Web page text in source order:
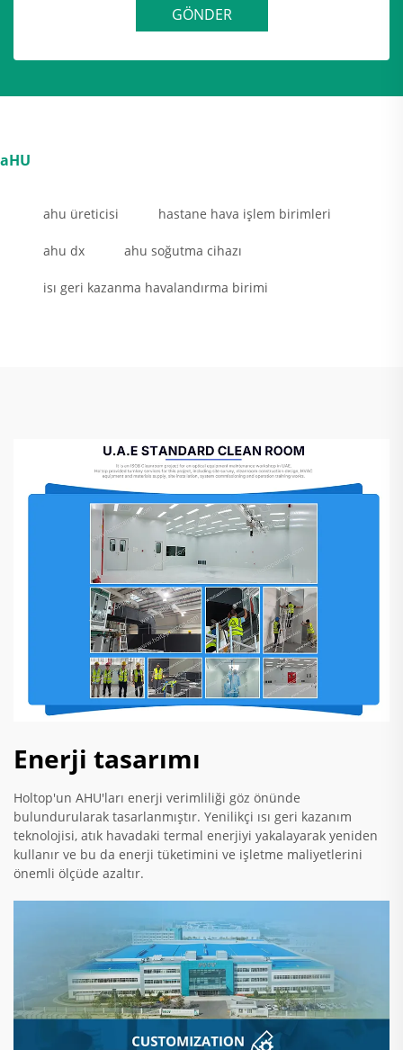
GÖNDER
aHU
ahu üreticisi hastane hava işlem birimleri
ahu dx ahu soğutma cihazı
isı geri kazanma havalandırma birimi
Enerji tasarımı
Holtop'un AHU'ları enerji verimliliği göz önünde
bulundurularak tasarlanmıştır. Yenilikçi ısı geri kazanım
teknolojisi, atık havadaki termal enerjiyi yakalayarak yeniden
kullanır ve bu da enerji tüketimini ve işletme maliyetlerini
önemli ölçüde azaltır.